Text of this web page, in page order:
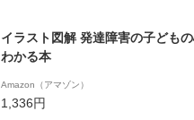
イラスト図解 発達障害の子ども
わかる本
Amazon（アマゾン）
1,336円